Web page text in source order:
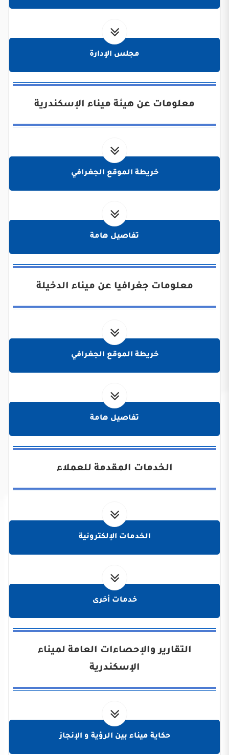
مجلس الإدارة
معلومات عن هيئة ميناء الإسكندرية
خريطة الموقع الجغرافي
تفاصيل هامة
معلومات جغرافيا عن ميناء الدخيلة
خريطة الموقع الجغرافي
تفاصيل هامة
الخدمات المقدمة للعملاء
الخدمات الإلكترونية
خدمات أخرى
التقارير والإحصاءات العامة لميناء
الإسكندرية
حكاية ميناء بين الرؤية و الإنجاز